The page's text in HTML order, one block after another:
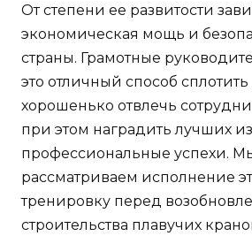
От степени ее развитости
экономическая мощь и
страны. Грамотные
это отличный способ
хорошенько отвлечь
при этом наградить лучших
профессиональные успехи.
рассматриваем исполнение
тренировку перед
строительства плавучих